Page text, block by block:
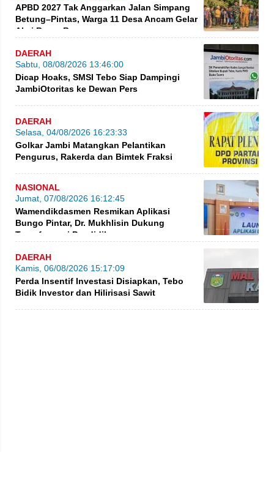
APBD 2027 Tak Anggarkan Jalan Simpang
Betung–Pintas, Warga 11 Desa Ancam Gelar
Aksi Besar-Besaran
DAERAH
Sabtu, 08/08/2026 13:46:00
Dicap Hoaks, SMSI Tebo Siap Dampingi
JambiOtoritas ke Dewan Pers
DAERAH
Selasa, 04/08/2026 16:23:33
Golkar Jambi Matangkan Pelantikan
Pengurus, Rakerda dan Bimtek Fraksi
NASIONAL
Jumat, 07/08/2026 16:12:45
Wamendikdasmen Resmikan Aplikasi
Bungo Pintar, Dr. Mukhlisin Dukung
Transformasi Pendidikan
DAERAH
Kamis, 06/08/2026 15:17:09
Perda Insentif Investasi Disiapkan, Tebo
Bidik Investor dan Hilirisasi Sawit